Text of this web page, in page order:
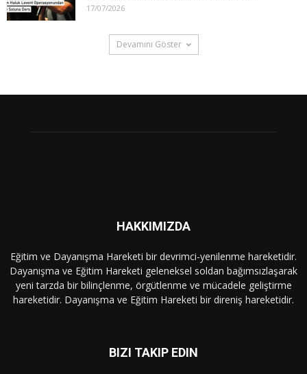
17/07/2026
Devamını Göster
HAKKIMIZDA
Eğitim ve Dayanışma Hareketi bir devrimci-yenilenme hareketidir.
Dayanışma ve Eğitim Hareketi geleneksel soldan bağımsızlaşarak
yeni tarzda bir bilinçlenme, örgütlenme ve mücadele geliştirme
hareketidir. Dayanışma ve Eğitim Hareketi bir direniş hareketidir.
BIZI TAKIP EDIN